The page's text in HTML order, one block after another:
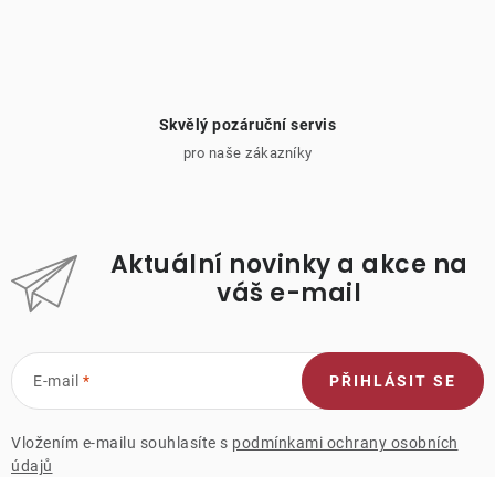
Skvělý pozáruční servis
pro naše zákazníky
Aktuální novinky a akce na
váš e-mail
E-mail
Vložením e-mailu souhlasíte s podmínkami ochrany osobních
údajů
PŘIHLÁSIT SE